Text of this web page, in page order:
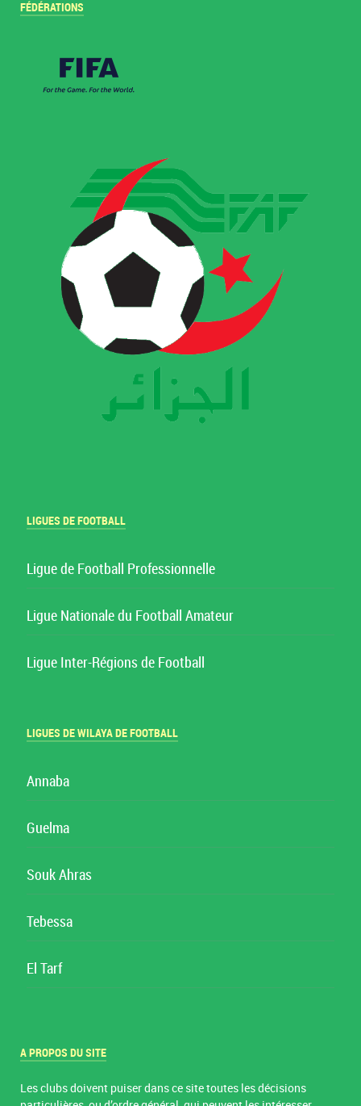
FÉDÉRATIONS
LIGUES DE FOOTBALL
Ligue de Football Professionnelle
Ligue Nationale du Football Amateur
Ligue Inter-Régions de Football
LIGUES DE WILAYA DE FOOTBALL
Annaba
Guelma
Souk Ahras
Tebessa
El Tarf
A PROPOS DU SITE
Les clubs doivent puiser dans ce site toutes les décisions